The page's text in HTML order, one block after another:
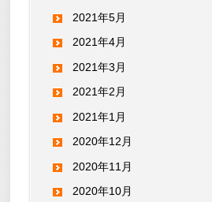
2021年5月
2021年4月
2021年3月
2021年2月
2021年1月
2020年12月
2020年11月
2020年10月